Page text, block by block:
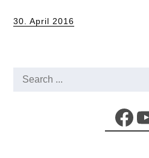
Posted
30. April 2016
Search